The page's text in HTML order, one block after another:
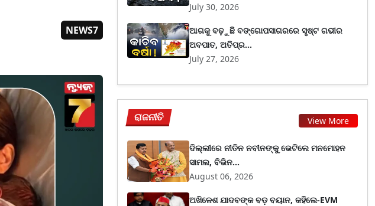
NEWS7
July 30, 2026
ଆଗକୁ ବଢ଼ୁଛି ବଙ୍ଗୋପସାଗରରେ ସୃଷ୍ଟ ଗଭୀର
ଅବପାତ, ଅତିପ୍ର...
July 27, 2026
ରାଜନୀତି View More
ଦିଲ୍ଲୀରେ ନୀତିନ ନବୀନଙ୍କୁ ଭେଟିଲେ ମନମୋହନ
ସାମଲ, ବିଭିନ...
August 06, 2026
ଅଖିଳେଶ ଯାଦବଙ୍କ ବଡ଼ ବୟାନ, କହିଲେ-EVM